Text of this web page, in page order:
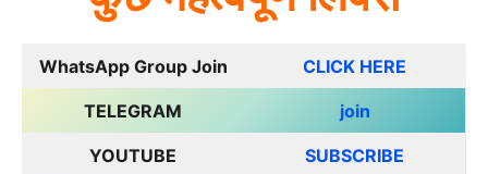
WhatsApp Group Join CLICK HERE
TELEGRAM join
YOUTUBE SUBSCRIBE